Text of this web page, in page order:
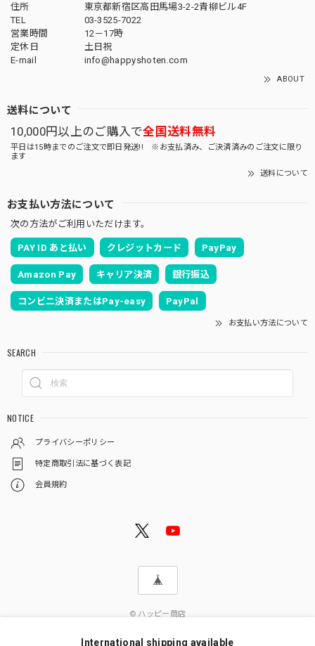
住所
東京都新宿区高田馬場3-2-2青柳ビル4F
TEL
03-3525-7022
営業時間
12－17時
定休日
土日祝
E-mail
info@happyshoten.com
ABOUT
送料について
10,000円以上のご購入で全国送料無料
平日は15時までのご注文で即日発送!! ※お支払済み、ご決済済みのご注文に限り
ます
送料について
お支払い方法について
次の方法がご利用いただけます。
PAY ID あと払い クレジットカード PayPay
Amazon Pay キャリア決済 銀行振込
コンビニ決済またはPay-easy PayPal
お支払い方法について
SEARCH
NOTICE
プライバシーポリシー
特定商取引法に基づく表記
会員規約
© ハッピー商店
International shipping available